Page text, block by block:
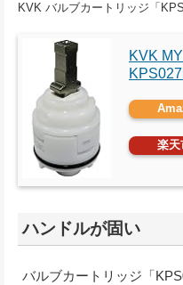
KVK バルブカートリッジ「
KVK
楽天
ハンドルが固い
バルブカートリッジ「